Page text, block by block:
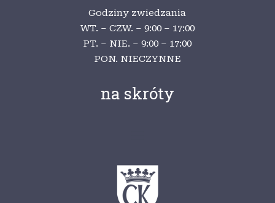
Godziny zwiedzania
WT. – CZW. – 9:00 – 17:00
PT. – NIE. – 9:00 – 17:00
PON. NIECZYNNE
na skróty